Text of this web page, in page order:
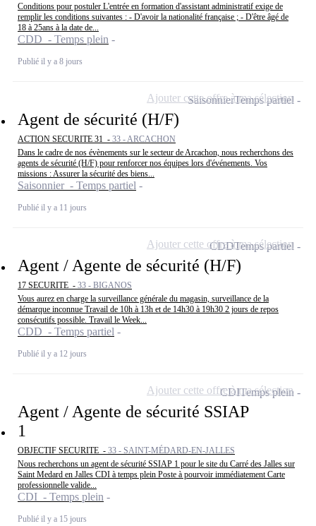
Conditions pour postuler L'entrée en formation d'assistant administratif exige de
remplir les conditions suivantes : - D'avoir la nationalité française ; - D'être âgé de
18 à 25ans à la date de...
CDD - Temps plein
Publié il y a 8 jours
Agent de sécurité (H/F)
ACTION SECURITE 31 - 33 - ARCACHON
Dans le cadre de nos évènements sur le secteur de Arcachon, nous recherchons des
agents de sécurité (H/F) pour renforcer nos équipes lors d'événements. Vos
missions : Assurer la sécurité des biens...
Saisonnier - Temps partiel
Publié il y a 11 jours
SaisonnierTemps partiel
Ajouter cette offre à ma sélection
Agent / Agente de sécurité (H/F)
17 SECURITE - 33 - BIGANOS
Vous aurez en charge la surveillance générale du magasin, surveillance de la
démarque inconnue Travail de 10h à 13h et de 14h30 à 19h30 2 jours de repos
consécutifs possible. Travail le Week...
CDD - Temps partiel
Publié il y a 12 jours
CDDTemps partiel
Ajouter cette offre à ma sélection
Agent / Agente de sécurité SSIAP
1
OBJECTIF SECURITE - 33 - SAINT-MÉDARD-EN-JALLES
Nous recherchons un agent de sécurité SSIAP 1 pour le site du Carré des Jalles sur
Saint Medard en Jalles CDI à temps plein Poste à pourvoir immédiatement Carte
professionnelle valide...
CDI - Temps plein
Publié il y a 15 jours
CDITemps plein
Ajouter cette offre à ma sélection